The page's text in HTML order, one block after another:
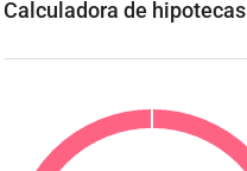
Calculadora de hipotecas